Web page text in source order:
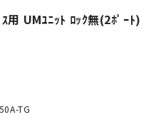
用 UMﾕﾆｯﾄ ﾛｯｸ無(2ﾎﾟｰﾄ)
TG